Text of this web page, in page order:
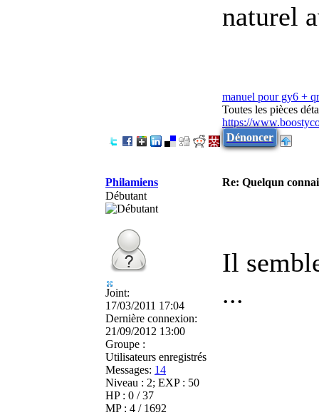
naturel
manuel pour gy6 +
Toutes les pièces
https://
Dénoncer
Philamiens
Re: Quelqun
Débutant
Joint:
17/03/2011 17:04
Dernière connexion:
21/09/2012 13:00
Groupe :
Utilisateurs enregistrés
Messages: 14
Niveau : 2; EXP : 50
HP : 0 / 37
MP : 4 / 1692
Il
...